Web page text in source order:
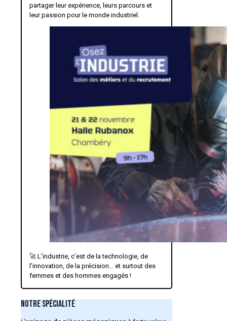
partager leur expérience, leurs parcours et
leur passion pour le monde industriel.
🚀 L’industrie, c’est de la technologie, de
l’innovation, de la précision… et surtout des
femmes et des hommes engagés !
NOTRE SPÉCIALITÉ